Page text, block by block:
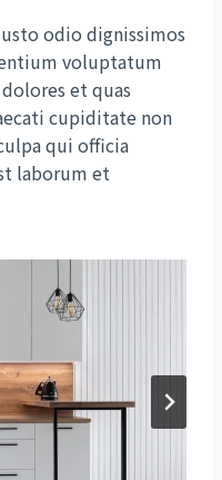
odio dignissimos
voluptatum
et quas
cupiditate non
qui officia
laborum et